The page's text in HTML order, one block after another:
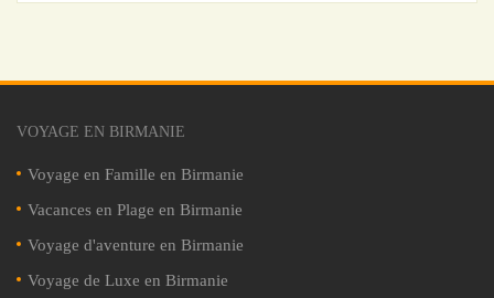
VOYAGE EN BIRMANIE
Voyage en Famille en Birmanie
Vacances en Plage en Birmanie
Voyage d'aventure en Birmanie
Voyage de Luxe en Birmanie